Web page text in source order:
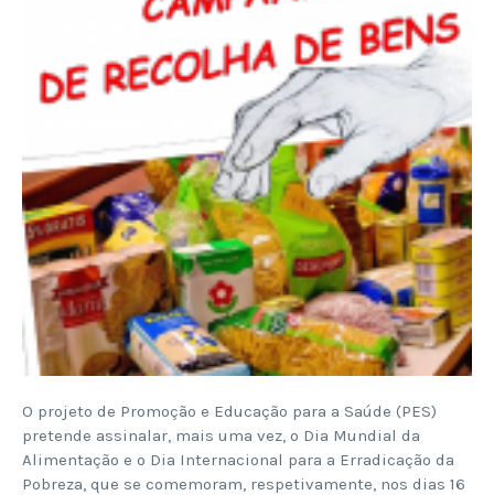
O projeto de Promoção e Educação para a Saúde (PES)
pretende assinalar, mais uma vez, o Dia Mundial da
Alimentação e o Dia Internacional para a Erradicação da
Pobreza, que se comemoram, respetivamente, nos dias 16